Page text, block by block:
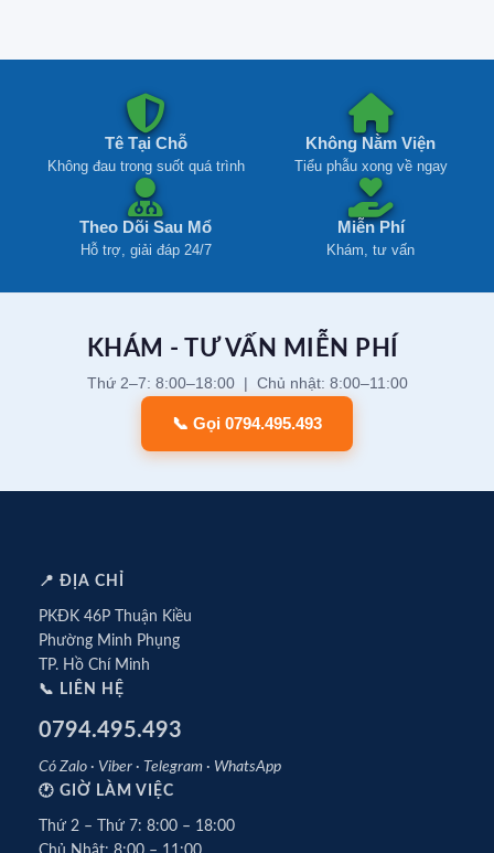
Tê Tại Chỗ
Không đau trong suốt quá trình
Không Nằm Viện
Tiểu phẫu xong về ngay
Theo Dõi Sau Mổ
Hỗ trợ, giải đáp 24/7
Miễn Phí
Khám, tư vấn
KHÁM - TƯ VẤN MIỄN PHÍ
Thứ 2–7: 8:00–18:00 | Chủ nhật: 8:00–11:00
📞 Gọi 0794.495.493
📍 ĐỊA CHỈ
PKĐK 46P Thuận Kiều
Phường Minh Phụng
TP. Hồ Chí Minh
📞 LIÊN HỆ
0794.495.493
Có Zalo · Viber · Telegram · WhatsApp
🕐 GIỜ LÀM VIỆC
Thứ 2 – Thứ 7: 8:00 – 18:00